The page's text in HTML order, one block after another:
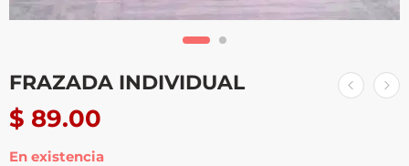
FRAZADA INDIVIDUAL
$ 89.00
En existencia